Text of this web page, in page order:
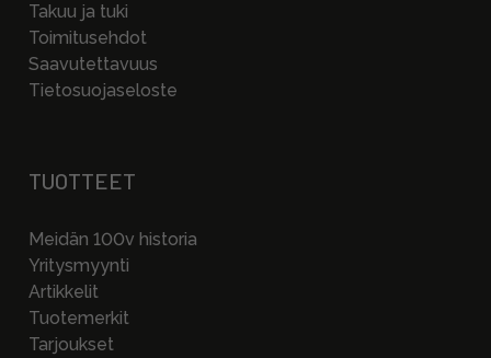
Takuu ja tuki
Toimitusehdot
Saavutettavuus
Tietosuojaseloste
TUOTTEET
Meidän 100v historia
Yritysmyynti
Artikkelit
Tuotemerkit
Tarjoukset